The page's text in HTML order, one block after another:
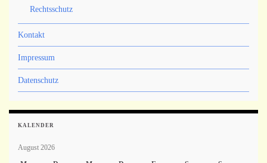
Rechtsschutz
Kontakt
Impressum
Datenschutz
KALENDER
August 2026